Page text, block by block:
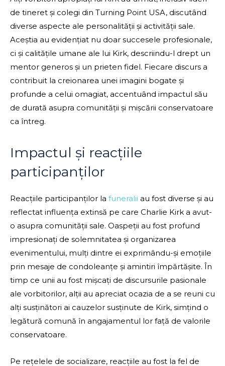
de tineret și colegi din Turning Point USA, discutând
diverse aspecte ale personalității și activității sale.
Aceștia au evidențiat nu doar succesele profesionale,
ci și calitățile umane ale lui Kirk, descriindu-l drept un
mentor generos și un prieten fidel. Fiecare discurs a
contribuit la creionarea unei imagini bogate și
profunde a celui omagiat, accentuând impactul său
de durată asupra comunității și mișcării conservatoare
ca întreg.
Impactul și reacțiile
participanților
Reacțiile participanților la funeralii au fost diverse și au
reflectat influența extinsă pe care Charlie Kirk a avut-
o asupra comunității sale. Oaspeții au fost profund
impresionați de solemnitatea și organizarea
evenimentului, mulți dintre ei exprimându-și emoțiile
prin mesaje de condoleanțe și amintiri împărtășite. În
timp ce unii au fost mișcați de discursurile pasionale
ale vorbitorilor, alții au apreciat ocazia de a se reuni cu
alți susținători ai cauzelor susținute de Kirk, simțind o
legătură comună în angajamentul lor față de valorile
conservatoare.
Pe rețelele de socializare, reacțiile au fost la fel de